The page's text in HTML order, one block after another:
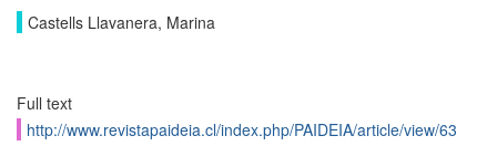
Castells Llavanera, Marina
Full text
http://www.revistapaideia.cl/index.php/PAIDEIA/article/view/63